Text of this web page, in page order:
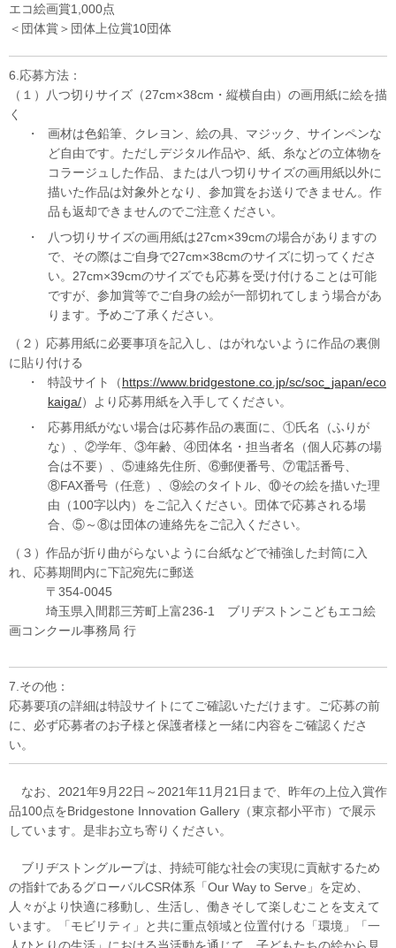
エコ絵画賞1,000点
＜団体賞＞団体上位賞10団体
6.応募方法：
（１）八つ切りサイズ（27cm×38cm・縦横自由）の画用紙に絵を描
く
・
画材は色鉛筆、クレヨン、絵の具、マジック、サインペンな
ど自由です。ただしデジタル作品や、紙、糸などの立体物を
コラージュした作品、または八つ切りサイズの画用紙以外に
描いた作品は対象外となり、参加賞をお送りできません。作
品も返却できませんのでご注意ください。
・
八つ切りサイズの画用紙は27cm×39cmの場合がありますの
で、その際はご自身で27cm×38cmのサイズに切ってくださ
い。27cm×39cmのサイズでも応募を受け付けることは可能
ですが、参加賞等でご自身の絵が一部切れてしまう場合があ
ります。予めご了承ください。
（２）応募用紙に必要事項を記入し、はがれないように作品の裏側
に貼り付ける
・
特設サイト（https://www.bridgestone.co.jp/sc/soc_japan/eco
kaiga/）より応募用紙を入手してください。
・
応募用紙がない場合は応募作品の裏面に、①氏名（ふりが
な）、②学年、③年齢、④団体名・担当者名（個人応募の場
合は不要）、⑤連絡先住所、⑥郵便番号、⑦電話番号、
⑧FAX番号（任意）、⑨絵のタイトル、⑩その絵を描いた理
由（100字以内）をご記入ください。団体で応募される場
合、⑤～⑧は団体の連絡先をご記入ください。
（３）作品が折り曲がらないように台紙などで補強した封筒に入
れ、応募期間内に下記宛先に郵送
〒354-0045
埼玉県入間郡三芳町上富236-1 ブリヂストンこどもエコ絵
画コンクール事務局 行
7.その他：
応募要項の詳細は特設サイトにてご確認いただけます。ご応募の前
に、必ず応募者のお子様と保護者様と一緒に内容をご確認くださ
い。
なお、2021年9月22日～2021年11月21日まで、昨年の上位入賞作
品100点をBridgestone Innovation Gallery（東京都小平市）で展示
しています。是非お立ち寄りください。
ブリヂストングループは、持続可能な社会の実現に貢献するため
の指針であるグローバルCSR体系「Our Way to Serve」を定め、
人々がより快適に移動し、生活し、働きそして楽しむことを支えて
います。「モビリティ」と共に重点領域と位置付ける「環境」「一
人ひとりの生活」における当活動を通じて、子どもたちの絵から見